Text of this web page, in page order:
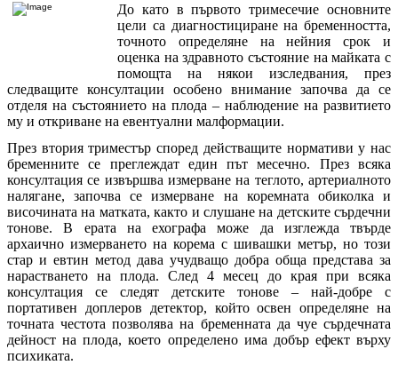
До като в първото тримесечие основните
цели са диагностициране на бременността,
точното определяне на нейния срок и
оценка на здравното състояние на майката с
помощта на някои изследвания, през
следващите консултации особено внимание започва да се
отделя на състоянието на плода – наблюдение на развитието
му и откриване на евентуални малформации.
През втория триместър според действащите нормативи у нас
бременните се преглеждат един път месечно. През всяка
консултация се извършва измерване на теглото, артериалното
налягане, започва се измерване на коремната обиколка и
височината на матката, както и слушане на детските сърдечни
тонове. В ерата на ехографа може да изглежда твърде
архаично измерването на корема с шивашки метър, но този
стар и евтин метод дава учудващо добра обща представа за
нарастването на плода. След 4 месец до края при всяка
консултация се следят детските тонове – най-добре с
портативен доплеров детектор, който освен определяне на
точната честота позволява на бременната да чуе сърдечната
дейност на плода, което определено има добър ефект върху
психиката.